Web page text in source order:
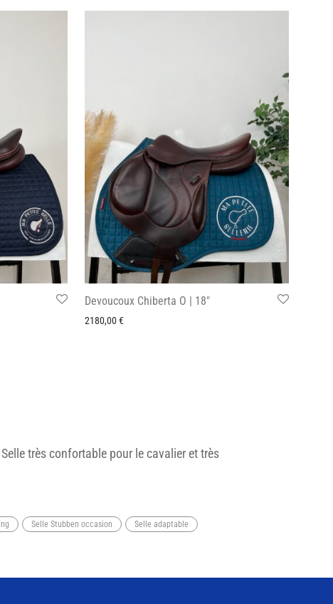
Devoucoux Chiberta O | 18″
2180,00€
très confortable pour le cavalier et très
Selle Stubben occasion Selle adaptable